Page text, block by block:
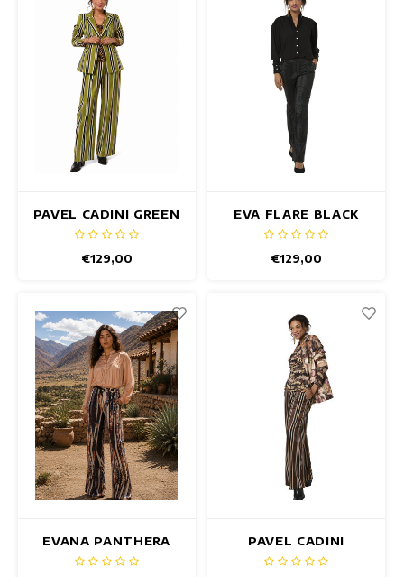
Mouwloze Jurken
Wikkeljurken
Zomerjurken
PAVEL CADINI GREEN
BROEK
€129,00
EVA FLARE BLACK
SNAKE BROEK
€129,00
EVANA PANTHERA
BROEK
PAVEL CADINI
BROWN BROEK